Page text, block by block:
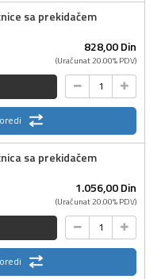
sa prekidačem
828,00Din
(Uračunat 20.00% PDV)
sa prekidačem
1.056,00Din
(Uračunat 20.00% PDV)